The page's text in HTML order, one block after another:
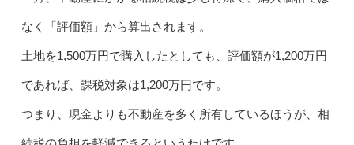
なく「評価額」から算出されます。
土地を1,500万円で購入したとしても、評価額が1,200万円
であれば、課税対象は1,200万円です。
つまり、現金よりも不動産を多く所有しているほうが、相